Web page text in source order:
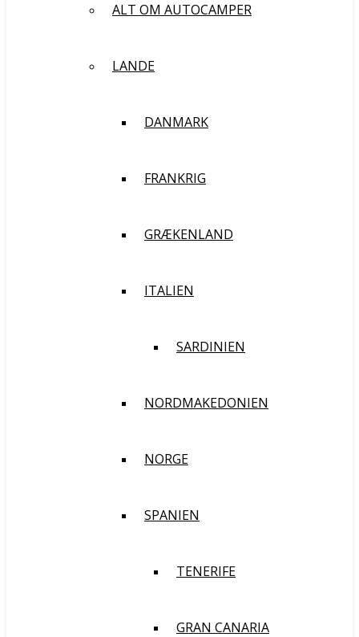
ALT OM AUTOCAMPER
LANDE
DANMARK
FRANKRIG
GRÆKENLAND
ITALIEN
SARDINIEN
NORDMAKEDONIEN
NORGE
SPANIEN
TENERIFE
GRAN CANARIA